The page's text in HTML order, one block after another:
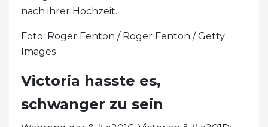
nach ihrer Hochzeit.
Foto: Roger Fenton / Roger Fenton / Getty
Images
Victoria hasste es,
schwanger zu sein